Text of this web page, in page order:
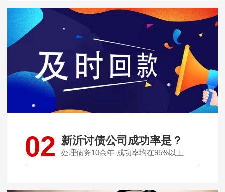
02 新沂讨债公司成功率是？
处理债务10余年 成功率均在95%以上